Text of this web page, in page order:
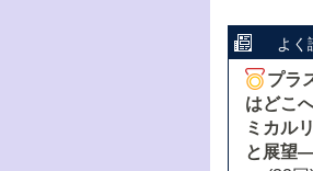
よく
プラ
はどこ
ミカル
と展望